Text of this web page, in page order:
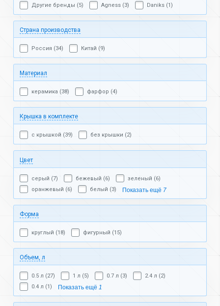
Другие бренды (5)
Agness (3) Daniks (1)
Страна производства
Россия (34) Китай (9)
Материал
керамика (38) фарфор (4)
Крышка в комплекте
с крышкой (39) без крышки (2)
Цвет
серый (7) бежевый (6)
зеленый (6)
оранжевый (6)
белый (3) Показать ещё 7
Форма
круглый (18) фигурный (15)
Объем, л
0.5 л (27) 1 л (5) 0.7 л (3)
2.4 л (2)
0.4 л (1)
Показать ещё 1